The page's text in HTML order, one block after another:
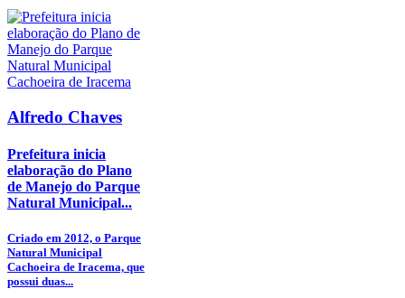
Alfredo Chaves
Prefeitura inicia
elaboração do Plano
de Manejo do Parque
Natural Municipal...
Criado em 2012, o Parque
Natural Municipal
Cachoeira de Iracema, que
possui duas...